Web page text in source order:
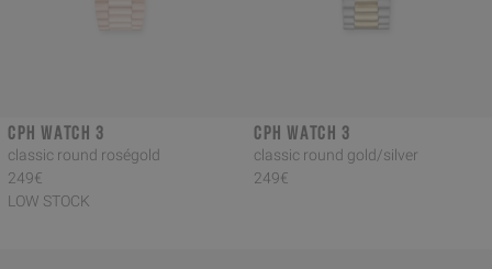
CPH WATCH 3
classic round roségold
249€
LOW STOCK
CPH WATCH 3
classic round gold/silver
249€